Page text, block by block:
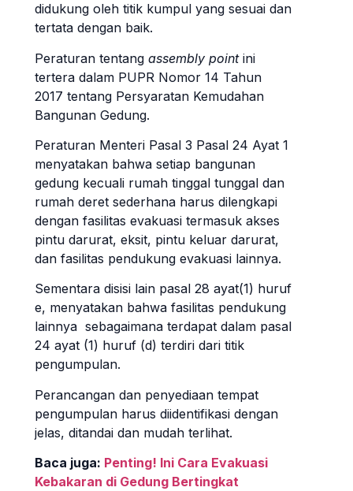
didukung oleh titik kumpul yang sesuai dan
tertata dengan baik.
Peraturan tentang assembly point ini
tertera dalam PUPR Nomor 14 Tahun
2017 tentang Persyaratan Kemudahan
Bangunan Gedung.
Peraturan Menteri Pasal 3 Pasal 24 Ayat 1
menyatakan bahwa setiap bangunan
gedung kecuali rumah tinggal tunggal dan
rumah deret sederhana harus dilengkapi
dengan fasilitas evakuasi termasuk akses
pintu darurat, eksit, pintu keluar darurat,
dan fasilitas pendukung evakuasi lainnya.
Sementara disisi lain pasal 28 ayat(1) huruf
e, menyatakan bahwa fasilitas pendukung
lainnya sebagaimana terdapat dalam pasal
24 ayat (1) huruf (d) terdiri dari titik
pengumpulan.
Perancangan dan penyediaan tempat
pengumpulan harus diidentifikasi dengan
jelas, ditandai dan mudah terlihat.
Baca juga: Penting! Ini Cara Evakuasi
Kebakaran di Gedung Bertingkat